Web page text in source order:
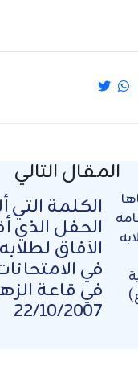
المقال التالي
الكلمة التي
الحفل الذي
الآفاق
في
في قاعة
22/10/2007